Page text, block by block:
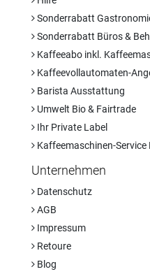
Sonderrabatt
Sonderrabatt Büros &
Kaffeeabo inkl.
Kaffeevollautomaten-
Barista Ausstattung
Umwelt Bio & Fairtrade
Ihr Private Label
Kaffeemaschinen-Service
Unternehmen
Datenschutz
AGB
Impressum
Retoure
Blog